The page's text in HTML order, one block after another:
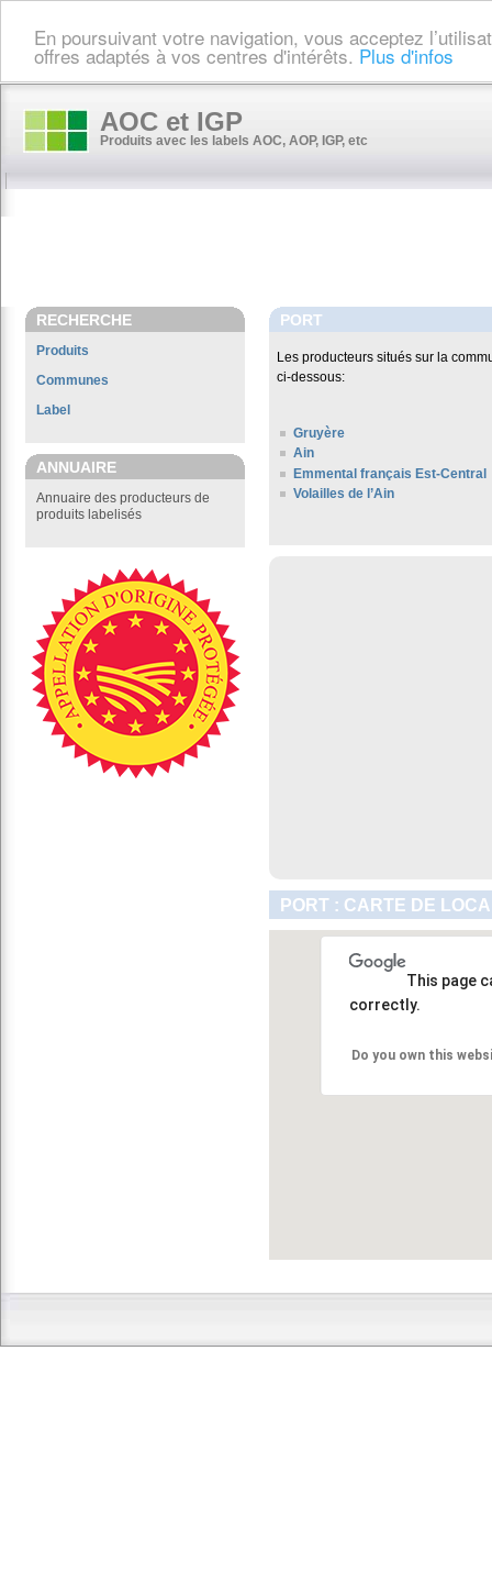
En poursuivant votre navigation, vous acceptez
offres adaptés à vos centres d'intérêts. Plus d'infos
AOC et IGP
Produits avec les labels AOC, AOP, IGP, etc
RECHERCHE
Produits
Communes
Label
ANNUAIRE
Annuaire des producteurs de
produits labelisés
PORT
Les producteurs situés sur la
ci-dessous:
Gruyère
Ain
Emmental français Est-Central
Volailles de l’Ain
PORT : CARTE DE
This page
correctly.
Do you own this